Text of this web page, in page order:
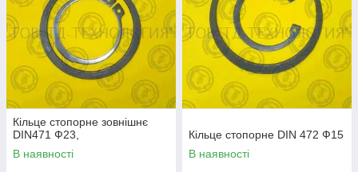
Кільце стопорне зовнішнє
DIN471 Ф23,
В наявності
Кільце стопорне DIN 472 Ф15
В наявності